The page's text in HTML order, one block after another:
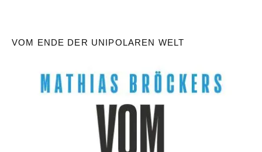
VOM ENDE DER UNIPOLAREN WELT